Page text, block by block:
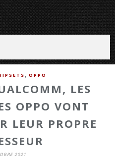
, OPPO
LES
OPPO VONT
LEUR PROPRE
2021